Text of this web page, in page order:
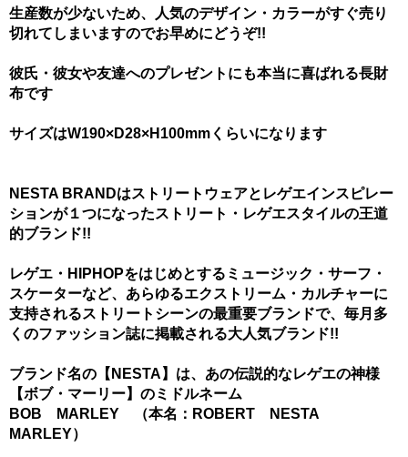
生産数が少ないため、人気のデザイン・カラーがすぐ売り
切れてしまいますのでお早めにどうぞ!!
彼氏・彼女や友達へのプレゼントにも本当に喜ばれる長財
布です
サイズはW190×D28×H100mmくらいになります
NESTA BRANDはストリートウェアとレゲエインスピレー
ションが１つになったストリート・レゲエスタイルの王道
的ブランド!!
レゲエ・HIPHOPをはじめとするミュージック・サーフ・
スケーターなど、あらゆるエクストリーム・カルチャーに
支持されるストリートシーンの最重要ブランドで、毎月多
くのファッション誌に掲載される大人気ブランド!!
ブランド名の【NESTA】は、あの伝説的なレゲエの神様
【ボブ・マーリー】のミドルネーム
BOB MARLEY （本名：ROBERT NESTA
MARLEY）